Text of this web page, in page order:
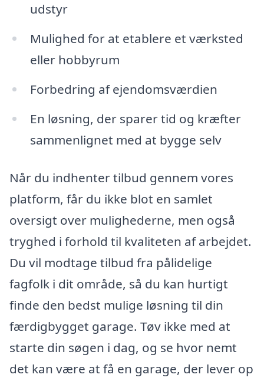
udstyr
Mulighed for at etablere et værksted
eller hobbyrum
Forbedring af ejendomsværdien
En løsning, der sparer tid og kræfter
sammenlignet med at bygge selv
Når du indhenter tilbud gennem vores
platform, får du ikke blot en samlet
oversigt over mulighederne, men også
tryghed i forhold til kvaliteten af arbejdet.
Du vil modtage tilbud fra pålidelige
fagfolk i dit område, så du kan hurtigt
finde den bedst mulige løsning til din
færdigbygget garage. Tøv ikke med at
starte din søgen i dag, og se hvor nemt
det kan være at få en garage, der lever op